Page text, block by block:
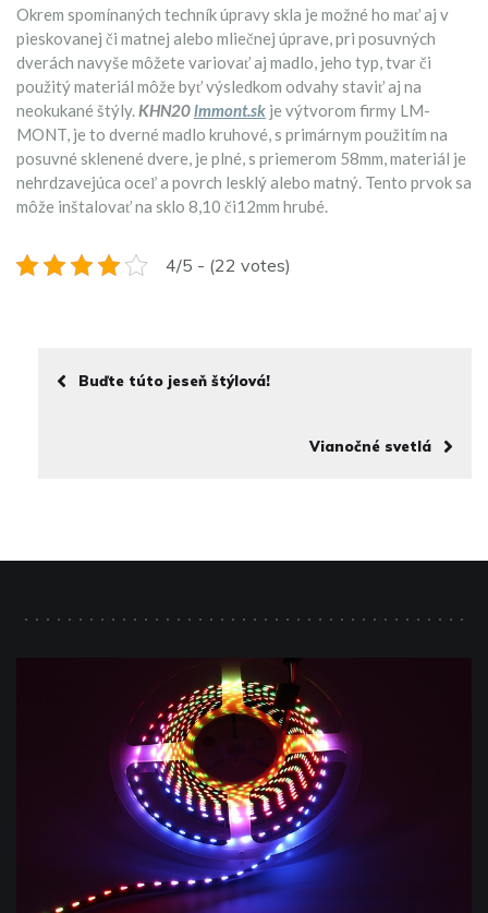
Okrem spomínaných techník úpravy skla je možné ho mať aj v
pieskovanej či matnej alebo mliečnej úprave, pri posuvných
dverách navyše môžete variovať aj madlo, jeho typ, tvar či
použitý materiál môže byť výsledkom odvahy staviť aj na
neokukané štýly.KHN20lmmont.sk je výtvorom firmy LM-
MONT, je to dverné madlo kruhové, s primárnym použitím na
posuvné sklenené dvere, je plné, s priemerom 58mm, materiál je
nehrdzavejúca oceľ a povrch lesklý alebo matný. Tento prvok sa
môže inštalovať na sklo 8,10 či12mm hrubé.
4/5 - (22 votes)
Buďte túto jeseň štýlová!
Vianočné svetlá